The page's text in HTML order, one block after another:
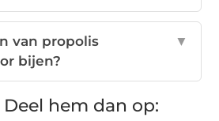
van propolis
bijen?
▼
hem dan op: